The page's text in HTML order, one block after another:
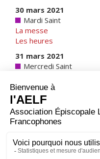
30 mars 2021
Mardi Saint
La messe
Les heures
31 mars 2021
Mercredi Saint
Les heures
1 févr. 2021